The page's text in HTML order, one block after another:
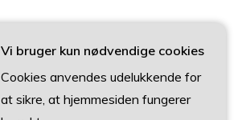
Vi bruger kun nødvendige cookies
Cookies anvendes udelukkende for
at sikre, at hjemmesiden fungerer